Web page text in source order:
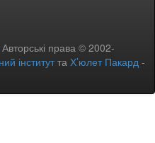
Авторські права © 2002-
інститутта Х’юлет Пакард -